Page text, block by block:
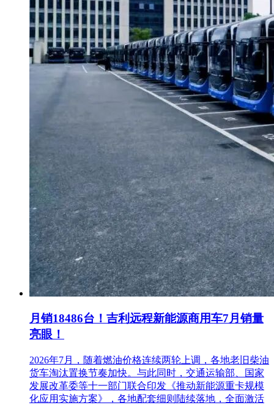
月销18486台！吉利远程新能源商用车7月销量
亮眼！
2026年7月，随着燃油价格连续两轮上调，各地老旧柴油
货车淘汰置换节奏加快。与此同时，交通运输部、国家
发展改革委等十一部门联合印发《推动新能源重卡规模
化应用实施方案》，各地配套细则陆续落地，全面激活